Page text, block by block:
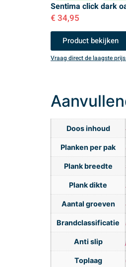
Sentima click dark
€ 34,95
Product bekijken
Vraag direct de laagste
Doos inhoud
Planken per pak
Plank breedte
Plank dikte
Aantal groeven
Brandclassificatie
Anti slip
Toplaag